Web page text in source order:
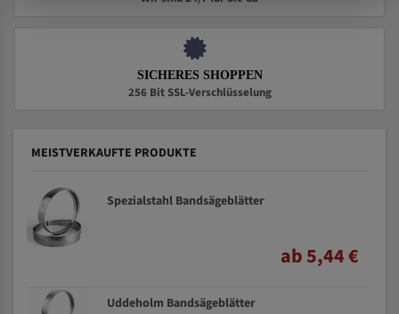
SICHERES SHOPPEN
256 Bit SSL-Verschlüsselung
MEISTVERKAUFTE PRODUKTE
Spezialstahl Bandsägeblätter
ab 5,44 €
Uddeholm Bandsägeblätter